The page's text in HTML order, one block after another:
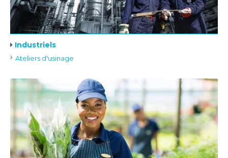
Industriels
Ateliers d'usinage